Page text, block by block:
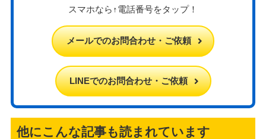
スマホなら↑電話番号をタップ！
メールでのお問合わせ・ご依頼
LINEでのお問合わせ・ご依頼
他にこんな記事も読まれています